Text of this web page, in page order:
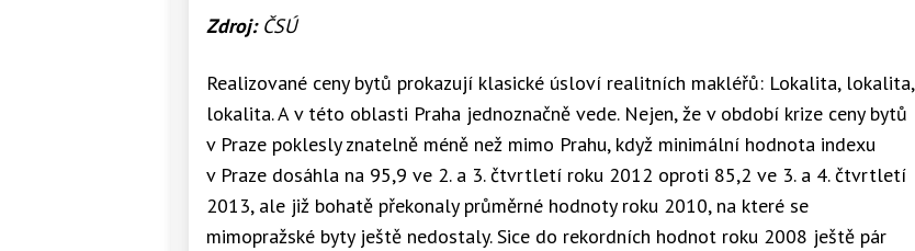
Zdroj:ČSÚ
Realizované ceny bytů prokazují klasické úsloví realitních makléřů: Lokalita, lokalita,
lokalita. A v této oblasti Praha jednoznačně vede. Nejen, že v období krize ceny bytů
v Praze poklesly znatelně méně než mimo Prahu, když minimální hodnota indexu
v Praze dosáhla na 95,9 ve 2. a 3. čtvrtletí roku 2012 oproti 85,2 ve 3. a 4. čtvrtletí
2013, ale již bohatě překonaly průměrné hodnoty roku 2010, na které se
mimopražské byty ještě nedostaly. Sice do rekordních hodnot roku 2008 ještě pár